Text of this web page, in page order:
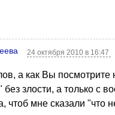
24 октября 2010 в 16:47
а как Вы посмотрите
без злости, а только с
чтоб мне сказали "что